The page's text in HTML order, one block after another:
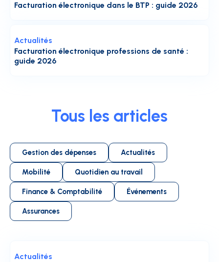
Facturation électronique dans le BTP : guide 2026
Facturation électronique professions de santé :
guide 2026
Actualités
Tous les articles
Gestion des dépenses Actualités
Mobilité Quotidien au travail
Finance & Comptabilité Événements
Assurances
Actualités